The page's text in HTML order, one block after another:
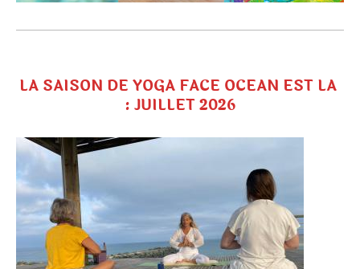
LA SAISON DE YOGA FACE OCEAN EST LA
: JUILLET 2026